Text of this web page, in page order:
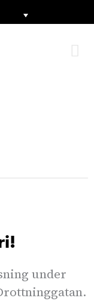
under